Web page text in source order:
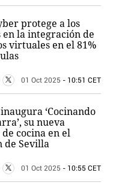
protege a los
en la integración de
virtuales en el 81%
01 Oct 2025 - 10:51 CET
‘Cocinando
su nueva
de cocina en el
de Sevilla
01 Oct 2025 - 10:55 CET